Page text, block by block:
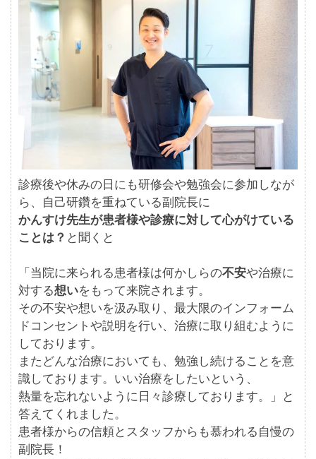
診療後や休みの日にも研修会や勉強会に参加しなが
ら、自己研鑽を重ねている副院長に
かんすけ先生が患者様や診療に対して心がけている
ことは？ と聞くと
「当院に来られる患者様は何かしらの不安や治療に
対する想いをもって来院されます。
その不安や想いを汲み取り、最大限のインフォーム
ドコンセントや説明を行い、治療に取り組むように
しております。
またどんな治療においても、勉強し続けることを意
識しております。いい治療をしたいという、
熱量を忘れないように日々診療しております。」と
答えてくれました。
患者様からの信頼とスタッフからも慕われる自慢の
副院長！